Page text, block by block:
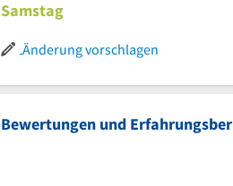
Samstag
Änderung vorschlagen
Bewertungen und